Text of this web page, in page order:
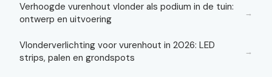
Verhoogde vurenhout vlonder als podium in de tuin:
ontwerp en uitvoering
→
Vlonderverlichting voor vurenhout in 2026: LED
strips, palen en grondspots
→